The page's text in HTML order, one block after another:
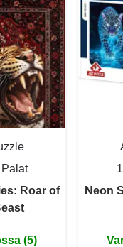
Roar of
(5)
Neon